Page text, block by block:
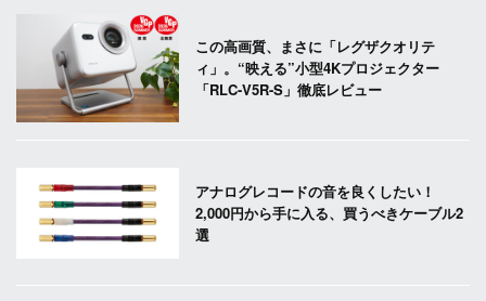
この高画質、まさに「レグザクオリテ
ィ」。“映える”小型4Kプロジェクター
「RLC-V5R-S」徹底レビュー
アナログレコードの音を良くしたい！
2,000円から手に入る、買うべきケーブル2
選